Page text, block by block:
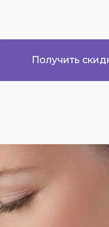
Получить